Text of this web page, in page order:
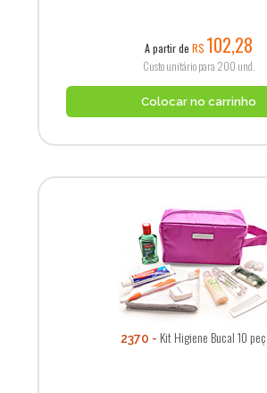
A partir de R$ 102,28
Custo unitário para 200 und.
Colocar no carrinho
2370 Kit Higiene Bucal 10